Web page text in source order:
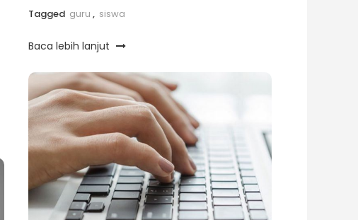
Tagged guru , siswa
Baca lebih lanjut